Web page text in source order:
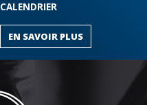
CALENDRIER
EN SAVOIR PLUS